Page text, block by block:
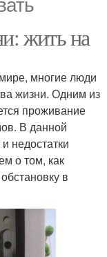
жить на
многие люди
жизни. Одним из
проживание
В данной
недостатки
о том, как
в